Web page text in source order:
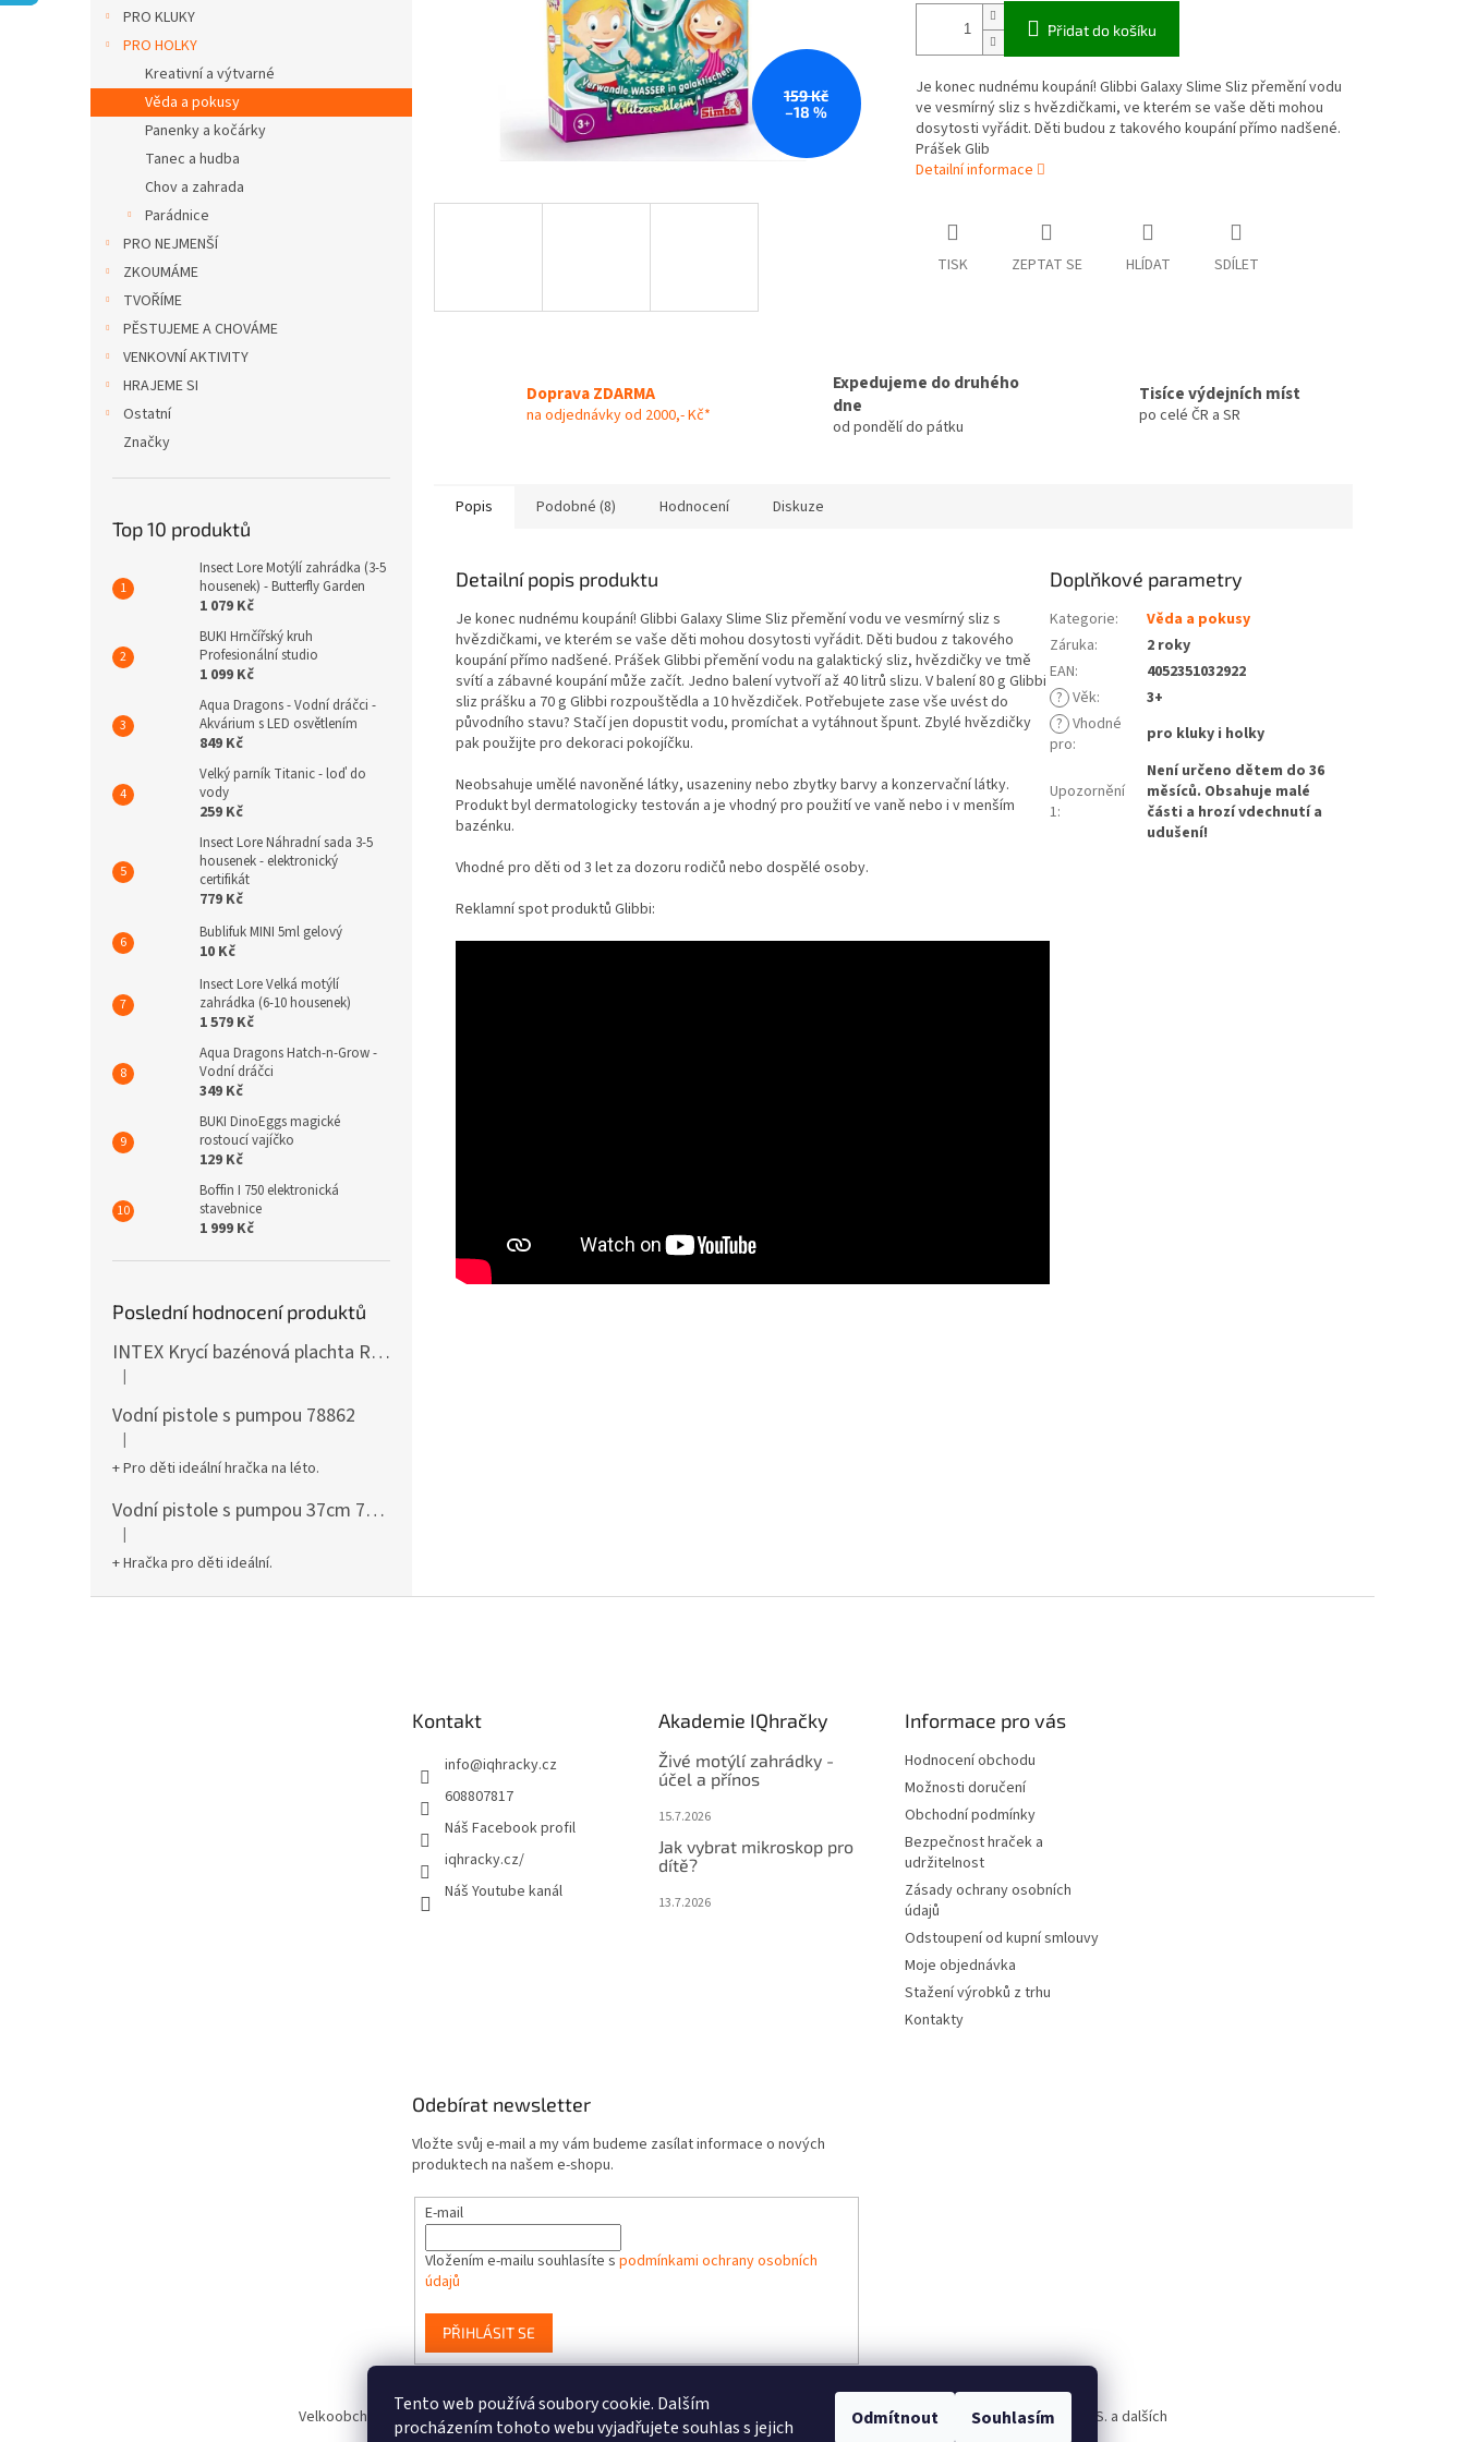
Tento web používá soubory cookie. Dalším
procházením tohoto webu vyjadřujete souhlas s jejich
Odmítnout Souhlasím
PRO KLUKY
PRO HOLKY
Kreativní a výtvarné
Věda a pokusy
Panenky a kočárky
Tanec a hudba
Chov a zahrada
Parádnice
PRO NEJMENŠÍ
ZKOUMÁME
TVOŘÍME
PĚSTUJEME A CHOVÁME
VENKOVNÍ AKTIVITY
HRAJEME SI
Ostatní
Značky
Top 10 produktů
Insect Lore Motýlí zahrádka (3-5
housenek) - Butterfly Garden
1 079 Kč
BUKI Hrnčířský kruh
Profesionální studio
1 099 Kč
Aqua Dragons - Vodní dráčci -
Akvárium s LED osvětlením
849 Kč
Velký parník Titanic - loď do
vody
259 Kč
Insect Lore Náhradní sada 3-5
housenek - elektronický
certifikát
779 Kč
Bublifuk MINI 5ml gelový
10 Kč
Insect Lore Velká motýlí
zahrádka (6-10 housenek)
1 579 Kč
Aqua Dragons Hatch-n-Grow -
Vodní dráčci
349 Kč
BUKI DinoEggs magické
rostoucí vajíčko
129 Kč
Boffin I 750 elektronická
stavebnice
1 999 Kč
Poslední hodnocení produktů
INTEX Krycí bazénová plachta Round 305cm 28030
Hodnocení produktu je 5 z 5 hvězdiček.
|
Vodní pistole s pumpou 78862
Hodnocení produktu je 5 z 5 hvězdiček.
|
+ Pro děti ideální hračka na léto.
Vodní pistole s pumpou 37cm 78961
Hodnocení produktu je 5 z 5 hvězdiček.
|
+ Hračka pro děti ideální.
159 Kč
–18 %
Přidat do košíku
Je konec nudnému koupání! Glibbi Galaxy Slime Sliz přemění vodu
ve vesmírný sliz s hvězdičkami, ve kterém se vaše děti mohou
dosytosti vyřádit. Děti budou z takového koupání přímo nadšené.
Prášek Glib
Detailní informace
TISK ZEPTAT SE HLÍDAT SDÍLET
Doprava ZDARMA
na odjednávky od 2000,- Kč*
Expedujeme do druhého
dne
od pondělí do pátku
Tisíce výdejních míst
po celé ČR a SR
Popis Podobné (8) Hodnocení Diskuze
Detailní popis produktu
Je konec nudnému koupání! Glibbi Galaxy Slime Sliz přemění vodu ve vesmírný sliz s
hvězdičkami, ve kterém se vaše děti mohou dosytosti vyřádit. Děti budou z takového
koupání přímo nadšené. Prášek Glibbi přemění vodu na galaktický sliz, hvězdičky ve tmě
svítí a zábavné koupání může začít. Jedno balení vytvoří až 40 litrů slizu. V balení 80 g Glibbi
sliz prášku a 70 g Glibbi rozpouštědla a 10 hvězdiček. Potřebujete zase vše uvést do
původního stavu? Stačí jen dopustit vodu, promíchat a vytáhnout špunt. Zbylé hvězdičky
pak použijte pro dekoraci pokojíčku.
Neobsahuje umělé navoněné látky, usazeniny nebo zbytky barvy a konzervační látky.
Produkt byl dermatologicky testován a je vhodný pro použití ve vaně nebo i v menším
bazénku.
Vhodné pro děti od 3 let za dozoru rodičů nebo dospělé osoby.
Reklamní spot produktů Glibbi:
Doplňkové parametry
Kategorie:
Věda a pokusy
Záruka:
2 roky
EAN:
4052351032922
? Věk:
3+
? Vhodné
pro: pro kluky i holky
Upozornění
1:
Není určeno dětem do 36
měsíců. Obsahuje malé
části a hrozí vdechnutí a
udušení!
Kontakt
info@iqhracky.cz
608807817
Náš Facebook profil
iqhracky.cz/
Náš Youtube kanál
Akademie IQhračky
Živé motýlí zahrádky -
účel a přínos
15.7.2026
Jak vybrat mikroskop pro
dítě?
13.7.2026
Informace pro vás
Hodnocení obchodu
Možnosti doručení
Obchodní podmínky
Bezpečnost hraček a
udržitelnost
Zásady ochrany osobních
údajů
Odstoupení od kupní smlouvy
Moje objednávka
Stažení výrobků z trhu
Kontakty
Odebírat newsletter
Vložte svůj e-mail a my vám budeme zasílat informace o nových
produktech na našem e-shopu.
E-mail
Vložením e-mailu souhlasíte s podmínkami ochrany osobních
údajů
PŘIHLÁSIT SE
Velkoobchod hraček www.Smart-Toys.cz, distributor značek BUKI France, Brainstorm Toys, Insect Lore, World Alive, T.A.O.S. a dalších